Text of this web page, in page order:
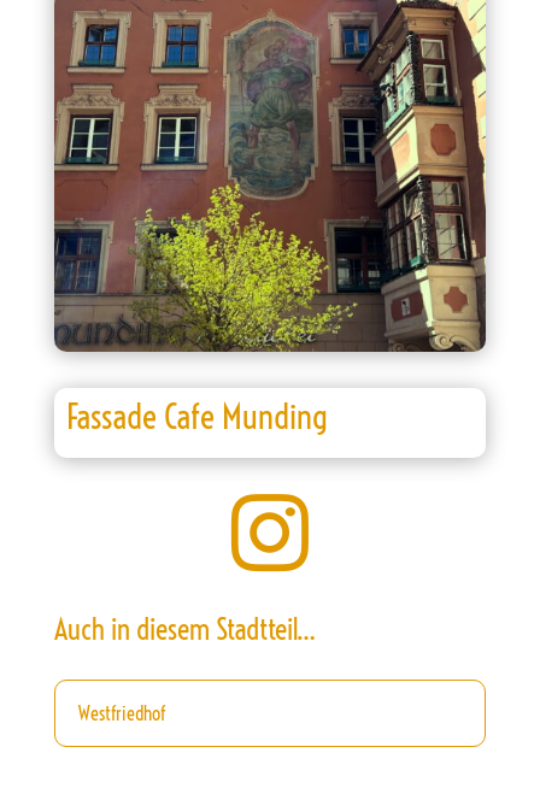
Fassade Cafe Munding

Auch in diesem Stadtteil…
Westfriedhof